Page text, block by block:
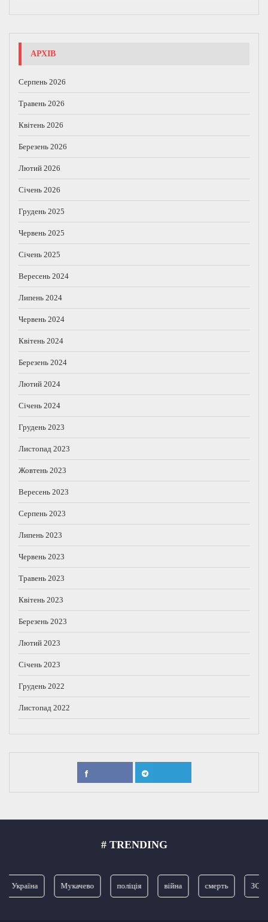
АРХІВ
Серпень 2026
Травень 2026
Квітень 2026
Березень 2026
Лютий 2026
Січень 2026
Грудень 2025
Червень 2025
Січень 2025
Вересень 2024
Липень 2024
Червень 2024
Квітень 2024
Березень 2024
Лютий 2024
Січень 2024
Грудень 2023
Листопад 2023
Жовтень 2023
Вересень 2023
Серпень 2023
Липень 2023
Червень 2023
Травень 2023
Квітень 2023
Березень 2023
Лютий 2023
Січень 2023
Грудень 2022
Листопад 2022
# TRENDING
Україна Мукачево поліція війна смерть ЗСУ